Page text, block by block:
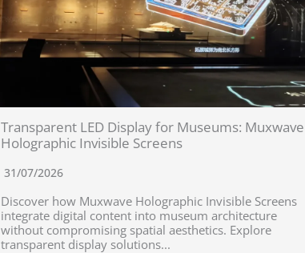
Transparent LED Display for Museums: Muxwave
Holographic Invisible Screens
31/07/2026
Discover how Muxwave Holographic Invisible Screens
integrate digital content into museum architecture
without compromising spatial aesthetics. Explore
transparent display solutions...